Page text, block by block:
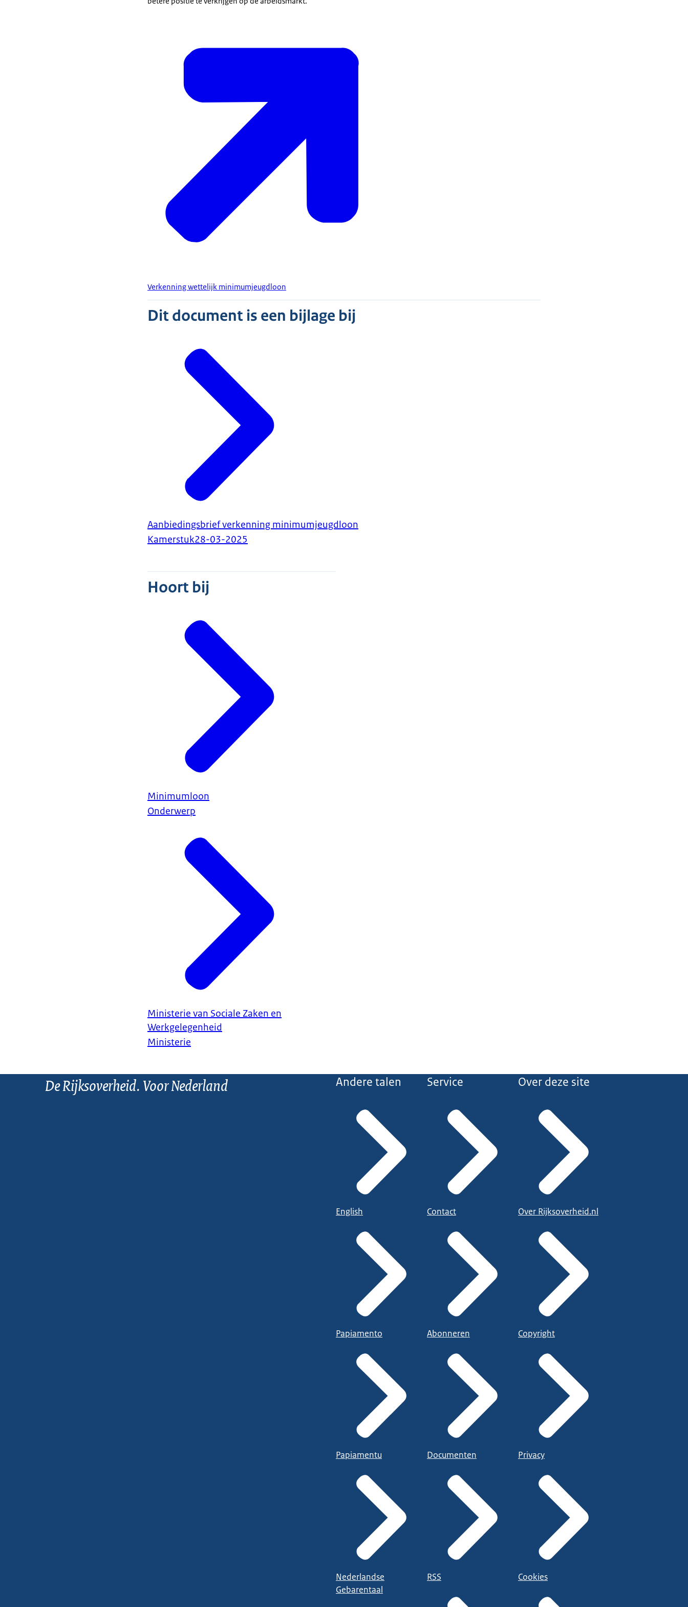
Verkenning wettelijk minimumjeugdloon
Dit document is een bijlage bij
Aanbiedingsbrief verkenning minimumjeugdloon
Kamerstuk28-03-2025
Hoort bij
Minimumloon
Onderwerp
Ministerie van Sociale Zaken en
Werkgelegenheid
Ministerie
De Rijksoverheid. Voor Nederland Andere talen
English
Papiamento
Papiamentu
Nederlandse
Gebarentaal
Service
Contact
Abonneren
Documenten
RSS
Over deze site
Over Rijksoverheid.nl
Copyright
Privacy
Cookies